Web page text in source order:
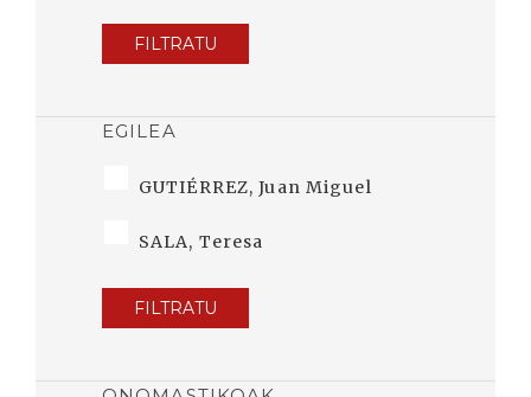
FILTRATU
EGILEA
GUTIÉRREZ, Juan Miguel
SALA, Teresa
FILTRATU